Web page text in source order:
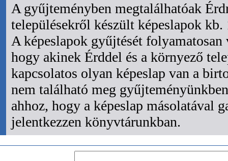
A gyűjteményben megtalálhatóak
településekről készült képeslapok
A képeslapok gyűjtését
hogy akinek Érddel és a környező
kapcsolatos olyan képeslap van a
nem található meg
ahhoz, hogy a képeslap másolatával
jelentkezzen könyvtárunkban.